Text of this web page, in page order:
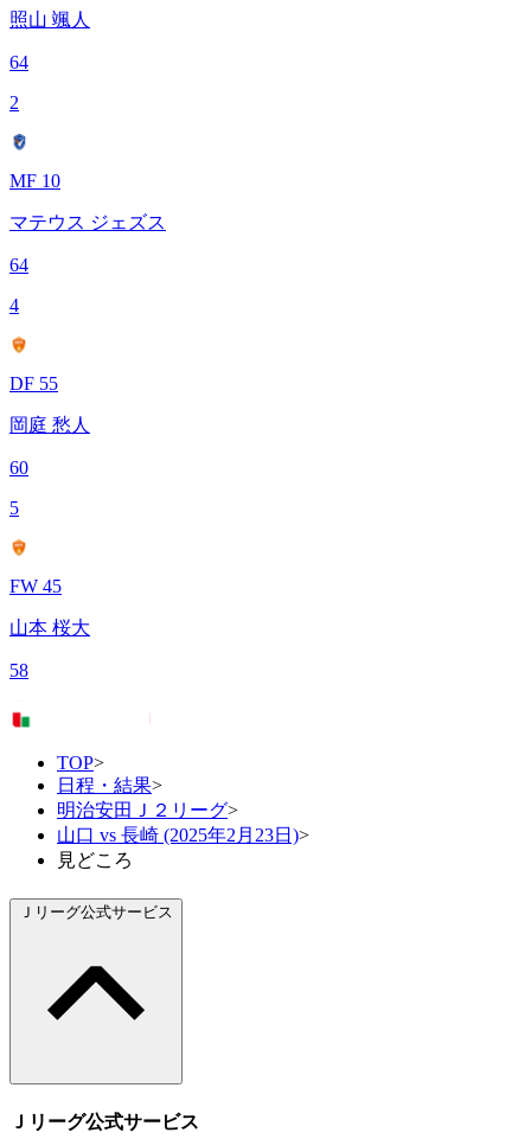
照山 颯人
64
2
MF 10
マテウス ジェズス
64
4
DF 55
岡庭 愁人
60
5
FW 45
山本 桜大
58
TOP>
日程・結果>
明治安田Ｊ２リーグ>
山口 vs 長崎 (2025年2月23日)>
見どころ
Ｊリーグ公式サービス
Ｊリーグ公式サービス